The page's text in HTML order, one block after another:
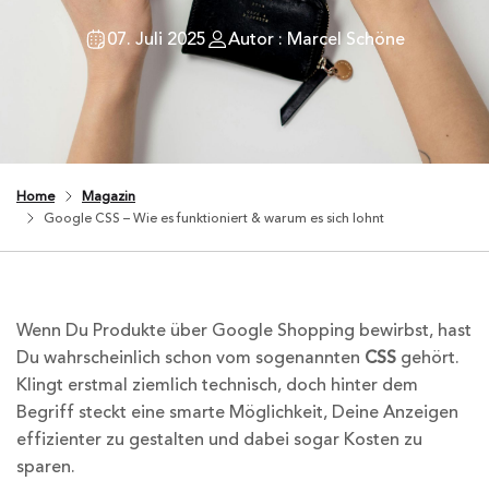
07. Juli 2025 Autor : Marcel Schöne
Home
Magazin
Google CSS – Wie es funktioniert & warum es sich lohnt
Wenn Du Produkte über Google Shopping bewirbst, hast
Du wahrscheinlich schon vom sogenannten CSS gehört.
Klingt erstmal ziemlich technisch, doch hinter dem
Begriff steckt eine smarte Möglichkeit, Deine Anzeigen
effizienter zu gestalten und dabei sogar Kosten zu
sparen.